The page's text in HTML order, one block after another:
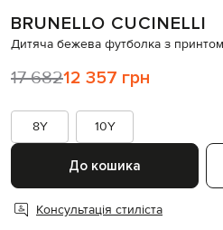
BRUNELLO CUCINELLI
Дитяча бежева футболка з принтом
17 68212 357 грн
8Y 10Y
До кошика
Консультація стиліста